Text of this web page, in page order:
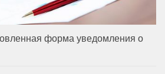
форма уведомления о